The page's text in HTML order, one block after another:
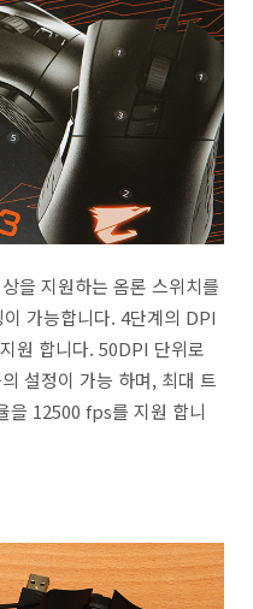
을 지원하는 옴론 스위치를
가능합니다. 4단계의 DPI
원 합니다. 50DPI 단위로
설정이 가능 하며, 최대 트
을 12500 fps를 지원 합니